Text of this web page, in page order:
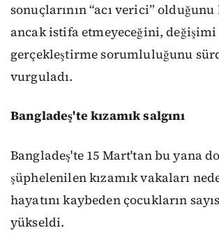
sonuçlarının “acı verici”
ancak istifa etmeyeceğini, değişimi
gerçekleştirme sorumluluğunu
vurguladı.
Bangladeş'te kızamık salgını
Bangladeş'te 15 Mart'tan bu yana
şüphelenilen kızamık vakaları
hayatını kaybeden çocukların
yükseldi.